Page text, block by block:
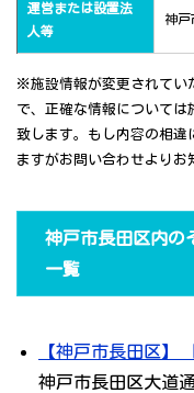
運営または設置法
人等
神戸
※施設情報が変更されてい
で、正確な情報について
致します。もし内容の相違
ますがお問い合わせよりお
神戸市長田区内の
一覧
【神戸市長田区】
神戸市長田区大道